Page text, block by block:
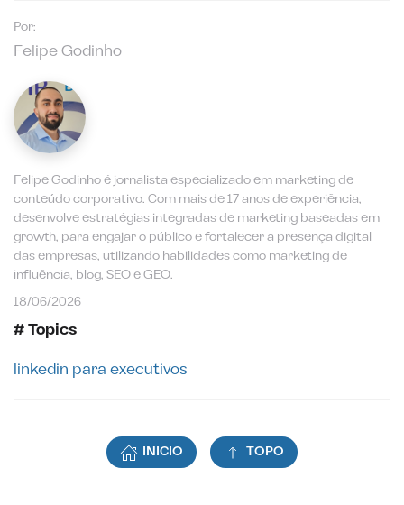
Por:
Felipe Godinho
Felipe Godinho é jornalista especializado em marketing de
conteúdo corporativo. Com mais de 17 anos de experiência,
desenvolve estratégias integradas de marketing baseadas em
growth, para engajar o público e fortalecer a presença digital
das empresas, utilizando habilidades como marketing de
influência, blog, SEO e GEO.
18/06/2026
# Topics
linkedin para executivos
INÍCIO TOPO